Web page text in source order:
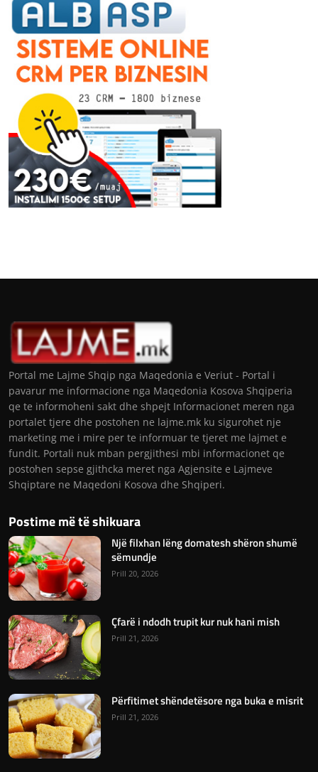
Portal me Lajme Shqip nga Maqedonia e Veriut - Portal i
pavarur me informacione nga Maqedonia Kosova Shqiperia
qe te informoheni sakt dhe shpejt Informacionet meren nga
portalet tjere dhe postohen ne lajme.mk ku sigurohet nje
marketing me i mire per te informuar te tjeret me lajmet e
fundit. Portali nuk mban pergjithesi mbi informacionet qe
postohen sepse gjithcka meret nga Agjensite e Lajmeve
Shqiptare ne Maqedoni Kosova dhe Shqiperi.
Postime më të shikuara
Një filxhan lëng domatesh shëron shumë
sëmundje
Prill 20, 2026
Çfarë i ndodh trupit kur nuk hani mish
Prill 21, 2026
Përfitimet shëndetësore nga buka e misrit
Prill 21, 2026